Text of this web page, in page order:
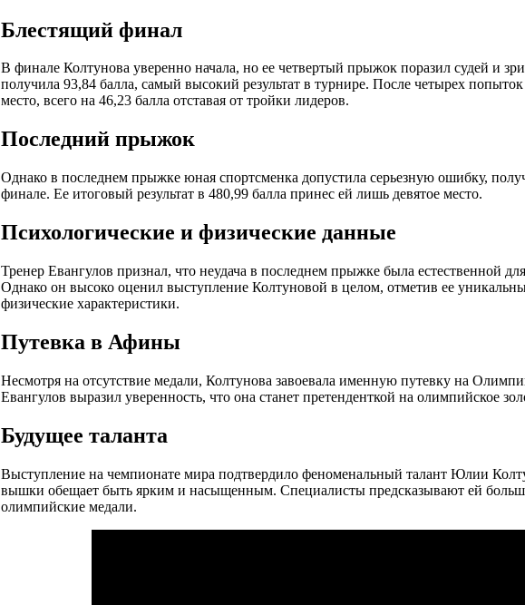
Блестящий финал
В финале Колтунова уверенно начала, но ее четвертый прыжок поразил судей и
получила 93,84 балла, самый высокий результат в турнире. После четырех попыток
место, всего на 46,23 балла отставая от тройки лидеров.
Последний прыжок
Однако в последнем прыжке юная спортсменка допустила серьезную ошибку,
финале. Ее итоговый результат в 480,99 балла принес ей лишь девятое место.
Психологические и физические данные
Тренер Евангулов признал, что неудача в последнем прыжке была естественной
Однако он высоко оценил выступление Колтуновой в целом, отметив ее
физические характеристики.
Путевка в Афины
Несмотря на отсутствие медали, Колтунова завоевала именную путевку на
Евангулов выразил уверенность, что она станет претенденткой на олимпийское
Будущее таланта
Выступление на чемпионате мира подтвердило феноменальный талант Юлии
вышки обещает быть ярким и насыщенным. Специалисты предсказывают ей
олимпийские медали.